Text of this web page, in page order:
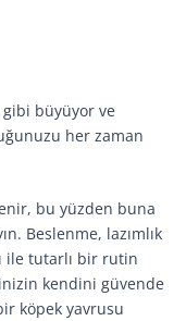
gibi büyüyor ve
her zaman
bu yüzden buna
Beslenme, lazımlık
ile tutarlı bir rutin
kendini güvende
köpek yavrusu